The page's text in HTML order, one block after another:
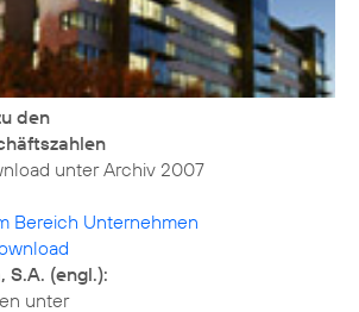
den
unterArchiv 2007
Bereich Unternehmen
S.A. (engl.):